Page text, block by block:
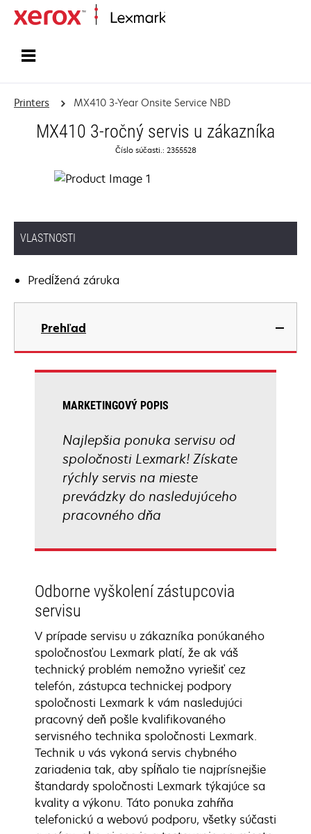
Printers MX410 3-Year Onsite Service NBD
MX410 3-ročný servis u zákazníka
Číslo súčasti.: 2355528
VLASTNOSTI
Predĺžená záruka
Prehľad
MARKETINGOVÝ POPIS
Najlepšia ponuka servisu od
spoločnosti Lexmark! Získate
rýchly servis na mieste
prevádzky do nasledujúceho
pracovného dňa
Odborne vyškolení zástupcovia
servisu
V prípade servisu u zákazníka ponúkaného
spoločnosťou Lexmark platí, že ak váš
technický problém nemožno vyriešiť cez
telefón, zástupca technickej podpory
spoločnosti Lexmark k vám nasledujúci
pracovný deň pošle kvalifikovaného
servisného technika spoločnosti Lexmark.
Technik u vás vykoná servis chybného
zariadenia tak, aby spĺňalo tie najprísnejšie
štandardy spoločnosti Lexmark týkajúce sa
kvality a výkonu. Táto ponuka zahŕňa
telefonickú a webovú podporu, všetky súčasti